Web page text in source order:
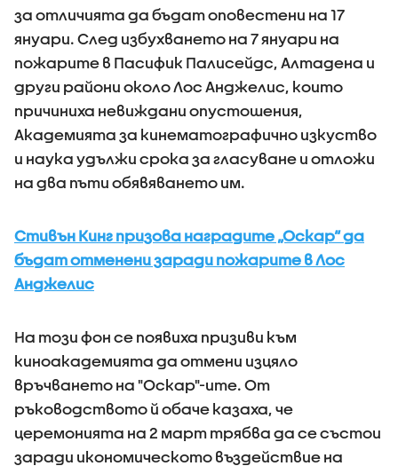
за отличията да бъдат оповестени на 17
януари. След избухването на 7 януари на
пожарите в Пасифик Палисейдс, Алтадена и
други райони около Лос Анджелис, които
причиниха невиждани опустошения,
Академията за кинематографично изкуство
и наука удължи срока за гласуване и отложи
на два пъти обявяването им.
Стивън Кинг призова наградите „Оскар“ да
бъдат отменени заради пожарите в Лос
Анджелис
На този фон се появиха призиви към
киноакадемията да отмени изцяло
връчването на "Оскар"-ите. От
ръководството й обаче казаха, че
церемонията на 2 март трябва да се състои
заради икономическото въздействие на